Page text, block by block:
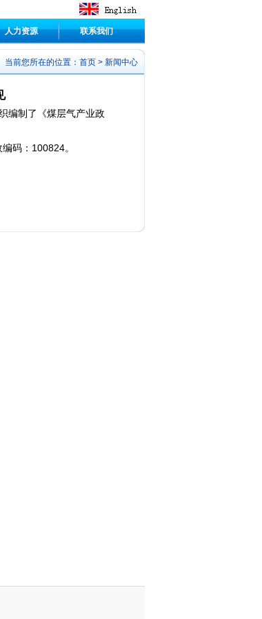
人力资源 联系我们
当前您所在的位置： 首页> 新闻中心
编制了《煤层气产业政
码：100824。